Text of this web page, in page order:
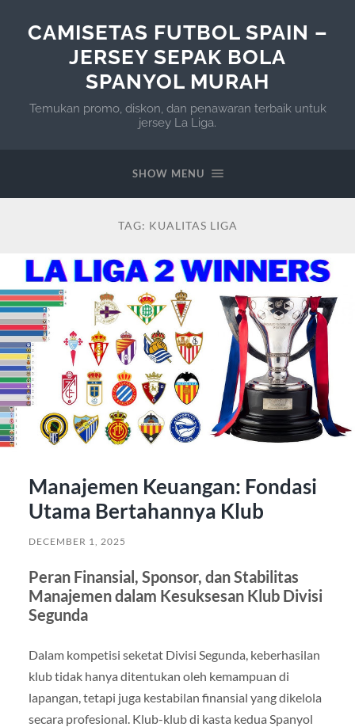
CAMISETAS FUTBOL SPAIN –
JERSEY SEPAK BOLA
SPANYOL MURAH
Temukan promo, diskon, dan penawaran terbaik untuk
jersey La Liga.
SHOW MENU
TAG: KUALITAS LIGA
Manajemen Keuangan: Fondasi
Utama Bertahannya Klub
DECEMBER 1, 2025
Peran Finansial, Sponsor, dan Stabilitas
Manajemen dalam Kesuksesan Klub Divisi
Segunda
Dalam kompetisi seketat Divisi Segunda, keberhasilan
klub tidak hanya ditentukan oleh kemampuan di
lapangan, tetapi juga kestabilan finansial yang dikelola
secara profesional. Klub-klub di kasta kedua Spanyol